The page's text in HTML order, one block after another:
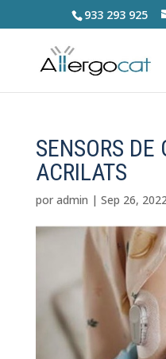
933 293 925
SENSORS DE
ACRILATS
por admin | Sep 26,